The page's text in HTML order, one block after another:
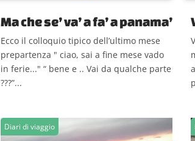
Ma che se’ va’ a fa’ a panama’
Ecco il colloquio tipico dell’ultimo mese
prepartenza " ciao, sai a fine mese vado
in ferie..." “ bene e .. Vai da qualche parte
???”...
Diari di viaggio